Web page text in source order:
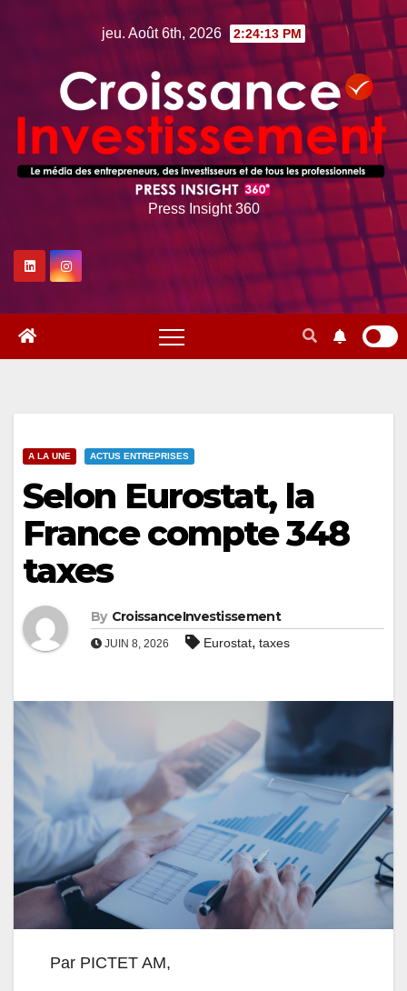
jeu. Août 6th, 2026 2:24:14 PM
Press Insight 360
A LA UNE ACTUS ENTREPRISES
Selon Eurostat, la
France compte 348
taxes
By CroissanceInvestissement
JUIN 8, 2026 Eurostat, taxes
Par PICTET AM,